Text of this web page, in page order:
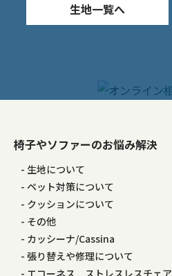
生地一覧へ
椅子やソファーのお悩み解決
生地について
ペット対策について
クッションについて
その他
カッシーナ/Cassina
張り替えや修理について
エコーネス ストレスレスチェア